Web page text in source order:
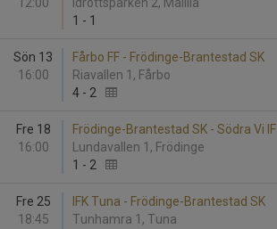
1 - 1
Sön 13
16:00
Fårbo FF - Frödinge-Brantestad SK
Riavallen 1, Fårbo
4 - 2
Fre 18
16:00
Frödinge-Brantestad SK - Södra Vi IF
Lundavallen 1, Frödinge
1 - 2
Fre 25
18:45
IFK Tuna - Frödinge-Brantestad SK
Tunhamra 1, Tuna